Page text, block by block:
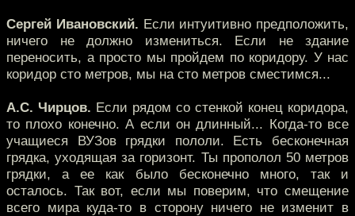
Сергей Ивановский. Если интуитивно предположить,
ничего не должно измениться. Если не здание
переносить, а просто мы пройдем по коридору. У нас
коридор сто метров, мы на сто метров сместимся...
А.С. Чирцов. Если рядом со стенкой конец коридора,
то плохо конечно. А если он длинный... Когда-то все
учащиеся ВУЗов грядки пололи. Есть бесконечная
грядка, уходящая за горизонт. Ты прополол 50 метров
грядки, а ее как было бесконечно много, так и
осталось. Так вот, если мы поверим, что смещение
всего мира куда-то в сторону ничего не изменит в